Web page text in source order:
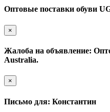
Оптовые поставки обуви
×
Жалоба на объявление:
Australia.
×
Письмо для: Константин